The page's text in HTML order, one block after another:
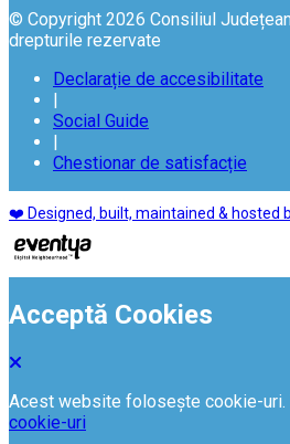
© Copyright 2026 Consiliul
drepturile rezervate
Declarație de accesibilitate
|
Social Guide
|
Chestionar de satisfacție
❤️ Designed, built, maintained & hosted
Acceptă Cookies
Acest website folosește cookie-uri.
cookie-uri